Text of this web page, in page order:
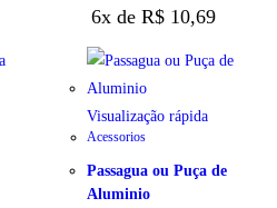
6x de R$ 10,69
Visualização rápida
Acessorios
Passagua ou Puça de
Aluminio